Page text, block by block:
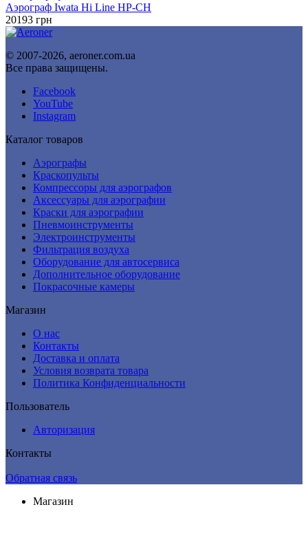
Аэрограф Iwata Hi Line HP-CH
20193 грн
© 2007-2026, aeroner.com.ua
Все права защищены.
Facebook
YouTube
Instagram
Каталог товаров
Аэрографы
Краскопульты
Компрессоры для аэрографов
Аксессуары для аэрографии
Краски для аэрографии
Пневмоинструменты
Электроинструменты
Фильтрация воздуха
Оборудование для автосервиса
Дополнительное оборудование
Покрасочные камеры
Магазин
О нас
Контакты
Доставка и оплата
Условия возврата товара
Политика Конфиденциальности
Пользователь
Авторизация
Контакты
Обратная связь
Магазин